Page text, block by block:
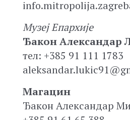
Музеј Епархије
Ђакон Александар
тел: +385 91 111 1783
Магацин
Ђакон Александар